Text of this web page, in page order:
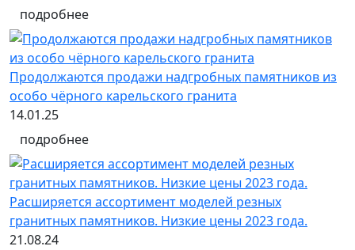
подробнее
Продолжаются продажи надгробных памятников из
особо чёрного карельского гранита
14.01.25
подробнее
Расширяется ассортимент моделей резных
гранитных памятников. Низкие цены 2023 года.
21.08.24